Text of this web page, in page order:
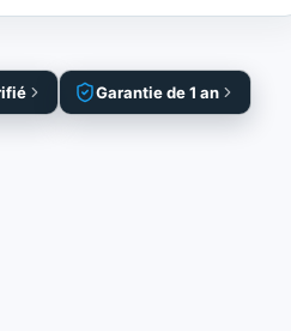
Garantie de 1 an